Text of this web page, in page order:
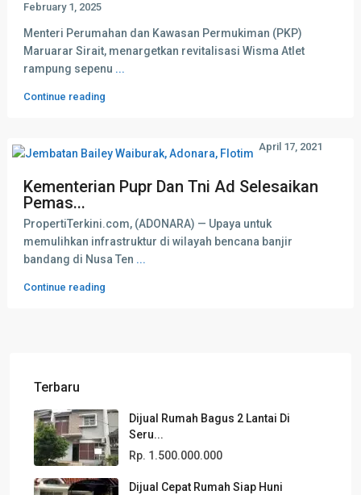
February 1, 2025
Menteri Perumahan dan Kawasan Permukiman (PKP)
Maruarar Sirait, menargetkan revitalisasi Wisma Atlet
rampung sepenu ...
Continue reading
Kementerian Pupr Dan Tni Ad Selesaikan
Pemas...
April 17, 2021
PropertiTerkini.com, (ADONARA) — Upaya untuk
memulihkan infrastruktur di wilayah bencana banjir
bandang di Nusa Ten ...
Continue reading
Terbaru
Dijual Rumah Bagus 2 Lantai Di
Seru...
Rp. 1.500.000.000
Dijual Cepat Rumah Siap Huni